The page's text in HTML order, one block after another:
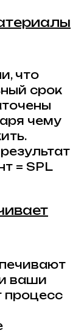
что
срок
чему
= SPL
ваши
процесс